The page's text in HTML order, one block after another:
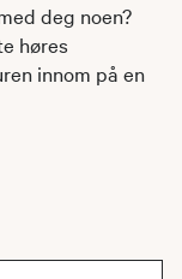
deg noen?
høres
innom på en